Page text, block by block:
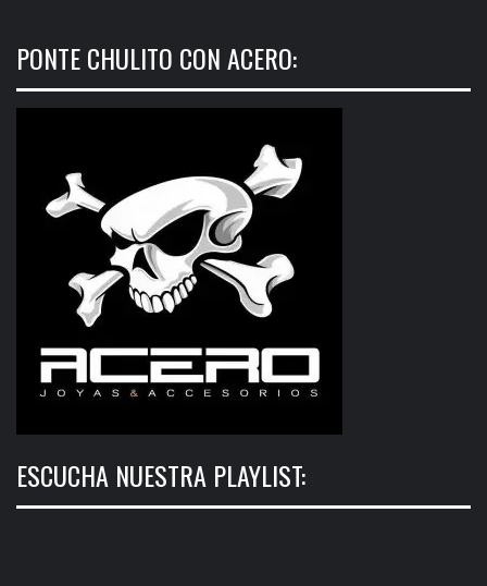
PONTE CHULITO CON ACERO:
ESCUCHA NUESTRA PLAYLIST: